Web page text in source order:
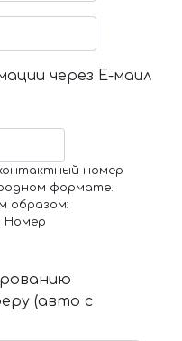
через Е-маил
номер
формате.
образом:
Номер
(авто с